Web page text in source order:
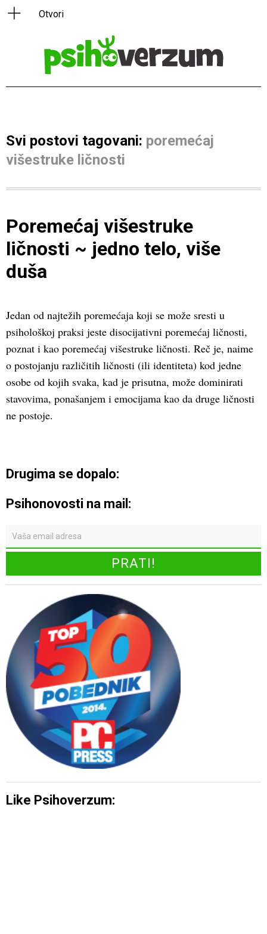
Svi postovi tagovani: poremećaj
višestruke ličnosti
Poremećaj višestruke
ličnosti ~ jedno telo, više
duša
Jedan od najtežih poremećaja koji se može sresti u
psihološkoj praksi jeste disocijativni poremećaj ličnosti,
poznat i kao poremećaj višestruke ličnosti. Reč je, naime
o postojanju različitih ličnosti (ili identiteta) kod jedne
osobe od kojih svaka, kad je prisutna, može dominirati
stavovima, ponašanjem i emocijama kao da druge ličnosti
ne postoje.
Drugima se dopalo:
Psihonovosti na mail:
Like Psihoverzum: